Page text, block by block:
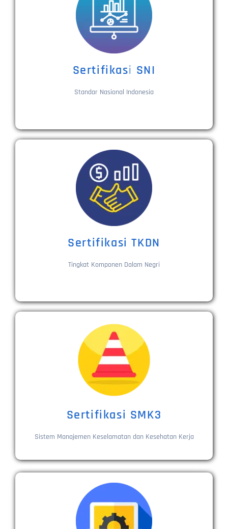
Sertifikasi SNI
Standar Nasional Indonesia
Sertifikasi TKDN
Tingkat Komponen Dalam Negri
Sertifikasi SMK3
Sistem Manajemen Keselamatan dan Kesehatan Kerja